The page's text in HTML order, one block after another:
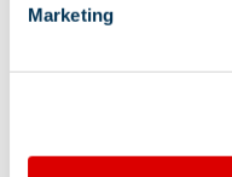
Marketing